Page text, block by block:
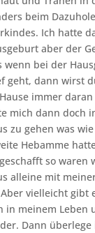
beim
Ich hatte
aber der
wenn bei der
geht, dann wirst
immer
mich dann doch
zu gehen was
Hebamme
so waren
alleine mit
vielleicht gibt
in meinem Leben
Dann überlege